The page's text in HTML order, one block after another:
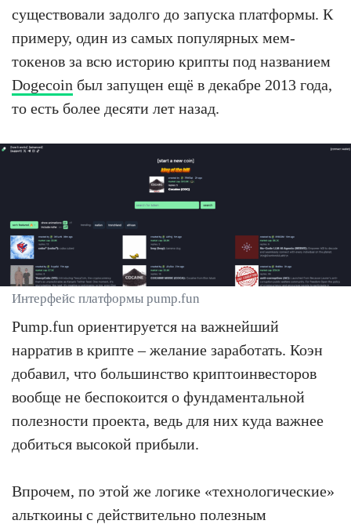
существовали задолго до запуска платформы. К
примеру, один из самых популярных мем-
токенов за всю историю крипты под названием
Dogecoin был запущен ещё в декабре 2013 года,
то есть более десяти лет назад.
Интерфейс платформы pump.fun
Pump.fun ориентируется на важнейший
нарратив в крипте – желание заработать. Коэн
добавил, что большинство криптоинвесторов
вообще не беспокоится о фундаментальной
полезности проекта, ведь для них куда важнее
добиться высокой прибыли.
Впрочем, по этой же логике «технологические»
альткоины с действительно полезным